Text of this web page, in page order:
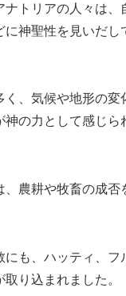
ナトリアの人々は、
に神聖性を見いだし
、気候や地形の変
神の力として感じら
、農耕や牧畜の成否
にも、ハッティ、フ
り込まれました。